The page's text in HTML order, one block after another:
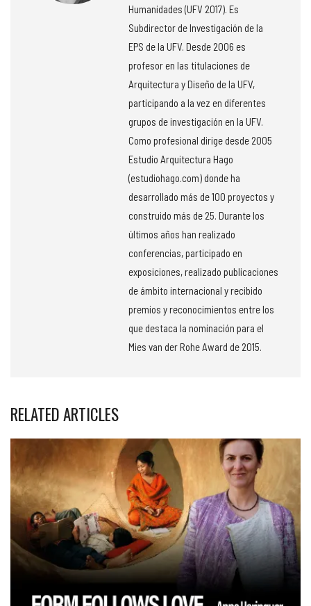
Humanidades (UFV 2017). Es
Subdirector de Investigación de la
EPS de la UFV. Desde 2006 es
profesor en las titulaciones de
Arquitectura y Diseño de la UFV,
participando a la vez en diferentes
grupos de investigación en la UFV.
Como profesional dirige desde 2005
Estudio Arquitectura Hago
(estudiohago.com) donde ha
desarrollado más de 100 proyectos y
construido más de 25. Durante los
últimos años han realizado
conferencias, participado en
exposiciones, realizado publicaciones
de ámbito internacional y recibido
premios y reconocimientos entre los
que destaca la nominación para el
Mies van der Rohe Award de 2015.
RELATED ARTICLES